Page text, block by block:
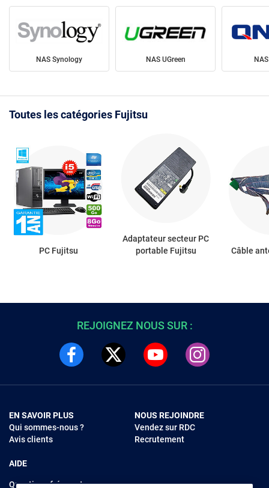
NAS Synology NAS UGreen
Toutes les catégories Fujitsu
PC Fujitsu
Adaptateur secteur PC
portable Fujitsu
Câble
REJOIGNEZ NOUS SUR :
EN SAVOIR PLUS
Qui sommes-nous ?
Avis clients
AIDE
Questions fréquentes
NOUS REJOINDRE
Vendez sur RDC
Recrutement